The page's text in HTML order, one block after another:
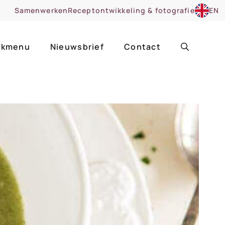
SamenwerkenReceptontwikkeling & fotografie EN
Nieuwsbrief Contact